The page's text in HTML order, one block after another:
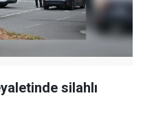
silahlı